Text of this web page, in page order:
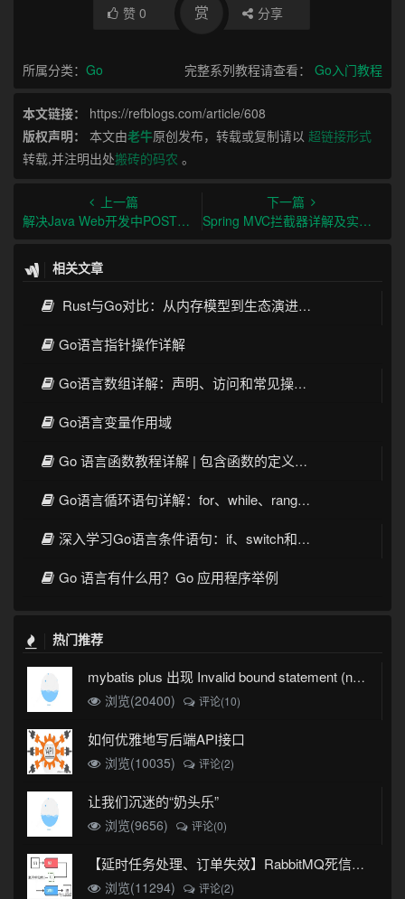
赞 0 赏 分享
所属分类： Go 完整系列教程请查看： Go入门教程
本文链接：
https://refblogs.com/article/608
版权声明：
本文由老牛原创发布，转载或复制请以 超链接形式
转载,并注明出处搬砖的码农 。
上一篇
解决Java Web开发中POST请求中文乱码问题及处理GET请求中的中文字符
下一篇
Spring MVC拦截器详解及实例代码
相关文章
Rust与Go对比：从内存模型到生态演进的全面
Go语言指针操作详解
Go语言数组详解：声明、访问和常见操作技巧
Go语言变量作用域
Go 语言函数教程详解 | 包含函数的定义、调用、多返回值、匿名函数、闭包和错误处理等内容
Go语言循环语句详解：for、while、range和高级用法
深入学习Go语言条件语句：if、switch和select
Go 语言有什么用？Go 应用程序举例
热门推荐
mybatis plus 出现 Invalid bound statement (not found)
浏览(20400)
评论(10)
如何优雅地写后端API接口
浏览(10035) 评论(2)
让我们沉迷的“奶头乐”
浏览(9656) 评论(0)
【延时任务处理、订单失效】RabbitMQ死信队列实现
浏览(11294)
评论(2)